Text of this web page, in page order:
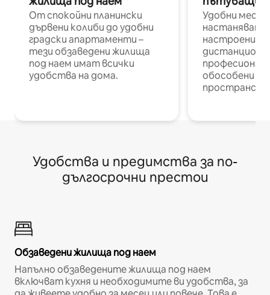
От спокойни планински
дървени колиби до удобни
градски апартаменти –
тези обзаведени жилища
под наем имат всички
удобства на дома.
Удобни
настаняване
настроени и
обособени
Удобства и предимства за по-
дългосрочни престои
Обзаведени жилища под наем
Напълно обзаведените жилища под наем
включват кухня и необходимите ви удобства, за